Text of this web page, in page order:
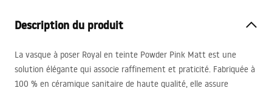
Description du produit
La vasque à poser Royal en teinte Powder Pink Matt est une
solution élégante qui associe raffinement et praticité. Fabriquée à
100 % en céramique sanitaire de haute qualité, elle assure